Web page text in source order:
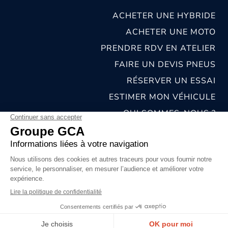
ACHETER UNE HYBRIDE
ACHETER UNE MOTO
PRENDRE RDV EN ATELIER
FAIRE UN DEVIS PNEUS
RÉSERVER UN ESSAI
ESTIMER MON VÉHICULE
QUI SOMMES-NOUS ?
NOS CONCESSIONS & CARROSSERIES
MENTIONS LÉGALES
CONDITIONS GÉNÉRALES DE VENTE